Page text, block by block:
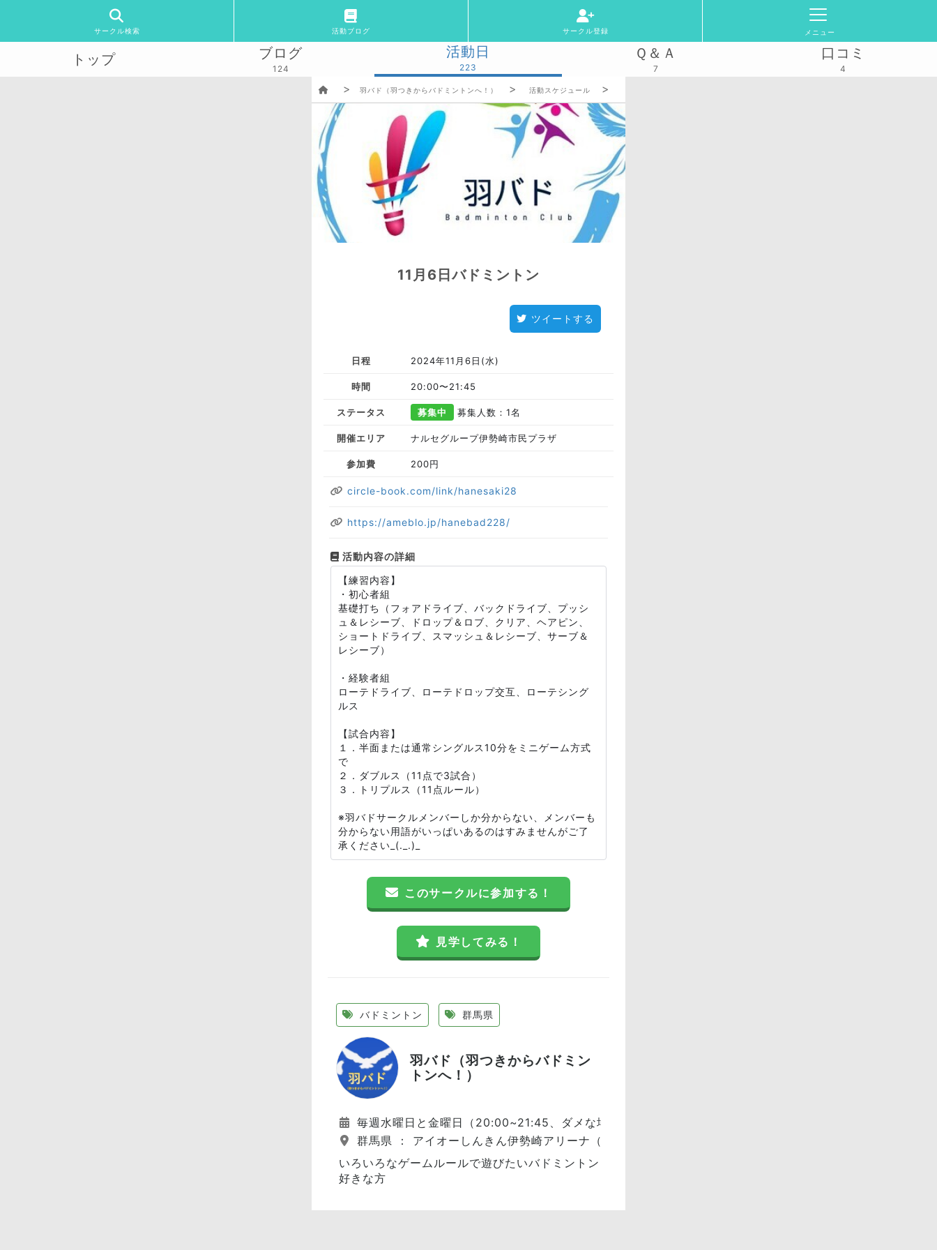
サークル検索 活動ブログ サークル登録 メニュー
トップ ブログ
124
活動日
223
Ｑ＆Ａ
7
口コミ
4
羽バド（羽つきからバドミントンへ！） 活動スケジュール
11月6日バドミントン
ツイートする
日程 2024年11月6日(水)
時間 20:00〜21:45
ステータス 募集中 募集人数：1名
開催エリア ナルセグループ伊勢崎市民プラザ
参加費 200円
circle-book.com/link/hanesaki28
https://ameblo.jp/hanebad228/
活動内容の詳細
【練習内容】
・初心者組
基礎打ち（フォアドライブ、バックドライブ、プッシ
ュ＆レシーブ、ドロップ＆ロブ、クリア、ヘアピン、
ショートドライブ、スマッシュ＆レシーブ、サーブ＆
レシーブ）
・経験者組
ローテドライブ、ローテドロップ交互、ローテシング
ルス
【試合内容】
１．半面または通常シングルス10分をミニゲーム方式
で
２．ダブルス（11点で3試合）
３．トリプルス（11点ルール）
※羽バドサークルメンバーしか分からない、メンバーも
分からない用語がいっぱいあるのはすみませんがご了
承ください_(._.)_
このサークルに参加する！
見学してみる！
バドミントン 群馬県
羽バド（羽つきからバドミン
トンへ！）
毎週水曜日と金曜日（20:00~21:45、ダメな場合は振替日としてその週の月曜日に開催） 土曜日は月に
群馬県 ： アイオーしんきん伊勢崎アリーナ（本館または第二体育館）
いろいろなゲームルールで遊びたいバドミントン
好きな方